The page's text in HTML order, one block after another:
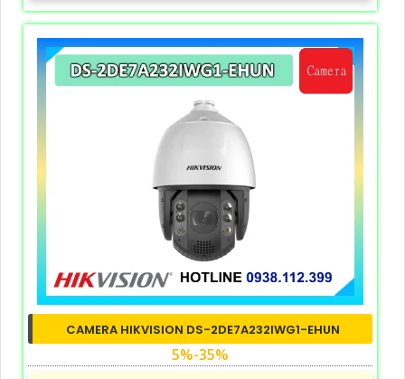
CAMERA HIKVISION DS-2DE7A232IWG1-EHUN
5%-35%